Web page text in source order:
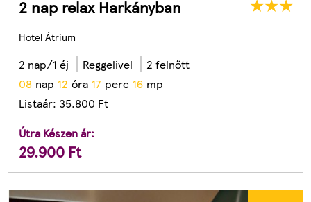
2 nap relax Harkányban
Hotel Átrium
2 nap/1 éj Reggelivel
2 felnőtt
08 nap 12 óra 17 perc 14 mp
Listaár: 35.800 Ft
Útra Készen ár:
29.900 Ft